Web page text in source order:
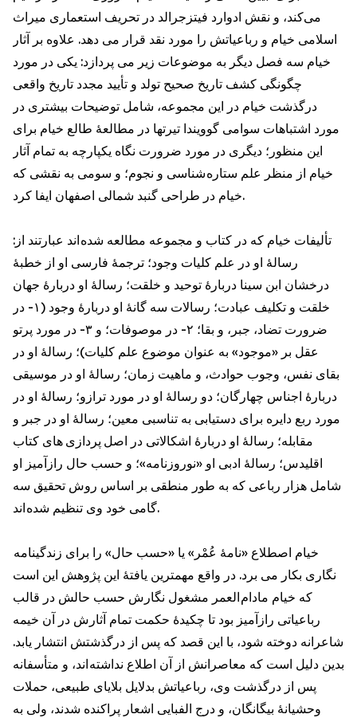
می‌کند، و نقش ادوارد فیتزجرالد در تحريف استعمارى میراث
اسلامی خیام و رباعیاتش را مورد نقد قرار مى دهد. علاوه بر آثار
خيام سه فصل دیگر به موضوعات زير مى پردازد: یکی در مورد
چگونگی کشف تاریخ صحيح تولد و تأیید مجدد تاريخ واقعى
درگذشت خیام در این مجموعه، شامل توضيحات بیشترى در
مورد اشتباهات سوامی گوویندا تیرتها در مطالعۀ طالع خیام برای
این منظور؛ دیگری در مورد ضرورت نگاه یکپارچه به تمام آثار
خیام از منظر علم ستاره شناسى و نجوم؛ و سومی به نقشی که
خيام در طراحی گنبد شمالی اصفهان ایفا کرد.
تألیفات خیام كه در كتاب و مجموعه مطالعه شده اند عبارتند از:
رسالۀ او در علم کلیات وجود؛ ترجمۀ فارسی او از خطبۀ
درخشان ابن سینا دربارۀ توحيد و خلقت؛ رسالۀ او دربارۀ جهان
خلقت و تكليف عبادت؛ رسالات سه گانۀ او دربارۀ وجود (١- در
ضرورت تضاد، جبر، و بقا؛ ٢- در موصوفات؛ و ٣- در مورد پرتو
عقل بر «موجود» به عنوان موضوع علم كليات)؛ رسالۀ او در
بقای نفس، وجوب حوادث، و ماهیت زمان؛ رسالۀ او در موسیقی
دربارۀ اجناس چهارگان؛ دو رسالۀ او در مورد ترازو؛ رسالۀ او در
مورد ربع دایره برای دستیابی به تناسبى معین؛ رسالۀ او در جبر و
مقابله؛ رسالۀ او دربارۀ اشكالاتى در اصل پردازى هاى كتاب
اقليدس؛ رسالۀ ادبی او «نوروزنامه»؛ و حسب حال رازآميز او
شامل هزار رباعی که به طور منطقی بر اساس روش تحقیق سه
گامى خود وى تنظیم شده اند.
خيام اصطلاع «نامۀ عُمْر» يا «حسب حال» را براى زندگينامه
نگارى بكار مى برد. در واقع مهمترين يافتۀ اين پژوهش اين است
كه خيام مادام العمر مشغول نگارش حسب حالش در قالب
رباعياتى رازآميز بود تا چكيدۀ حكمت تمام آثارش در آن خيمه
شاعرانه دوخته شود، با اين قصد كه پس از درگذشتش انتشار يابد.
بدين دليل است كه معاصرانش از آن اطلاع نداشته اند، و متأسفانه
پس از درگذشت وى، رباعياتش بدلايل بلاياى طبيعى، حملات
وحشيانۀ بيگانگان، و درج الفبايى اشعار پراكنده شدند، ولى به